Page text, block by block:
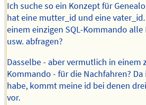
Ich suche so ein Konzept für
hat eine mutter_id und eine
einem einzigen SQL-Kommando
usw. abfragen?
Dasselbe - aber vermutlich in einem
Kommando - für die Nachfahren?
habe, kommt meine id bei denen
vor.